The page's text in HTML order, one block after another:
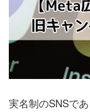
実名制のSNSで